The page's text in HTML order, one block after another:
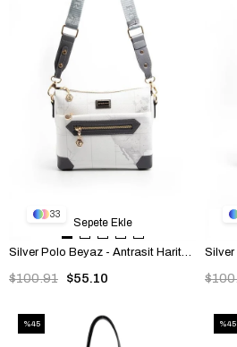
33
Silver Polo Beyaz - Antrasit Harita Kadın Çapraz Çanta SP1110
$55.10
$100.91
Sepete Ekle
%45 %45